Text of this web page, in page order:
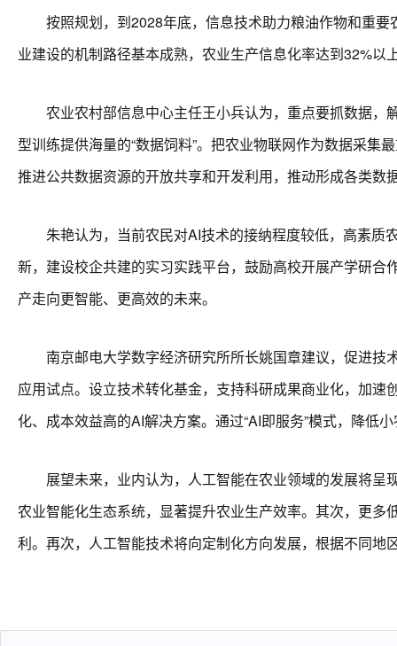
按照规划，到2028年底，信息技术助力粮油作物和重要
业建设的机制路径基本成熟，农业生产信息化率达到32%以
农业农村部信息中心主任王小兵认为，重点要抓数据，
型训练提供海量的“数据饲料”。把农业物联网作为数据采
推进公共数据资源的开放共享和开发利用，推动形成各类
朱艳认为，当前农民对AI技术的接纳程度较低，高素质
新，建设校企共建的实习实践平台，鼓励高校开展产学研
产走向更智能、更高效的未来。
南京邮电大学数字经济研究所所长姚国章建议，促进技
应用试点。设立技术转化基金，支持科研成果商业化，加
化、成本效益高的AI解决方案。通过“AI即服务”模式，降低
展望未来，业内认为，人工智能在农业领域的发展将呈
农业智能化生态系统，显著提升农业生产效率。其次，更
利。再次，人工智能技术将向定制化方向发展，根据不同